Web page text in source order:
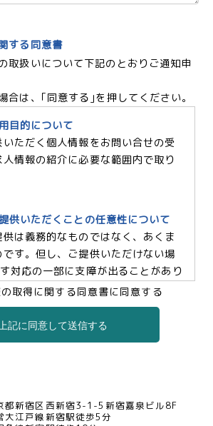
する同意書
取扱いについて下記のとおりご通知申
合は、｢同意する｣を押してください。
目的について
いただく個人情報をお問い合せの受
情報の紹介に必要な範囲内で取り
供いただくことの任意性について
は義務的なものではなく、あくま
す。但し、ご提供いただけない場
対応の一部に支障が出ることがあり
ご了承ください。
及び委託について
取得に関する同意書に同意する
上記に同意して送信する
都新宿区西新宿3-1-5新宿嘉泉ビル8F
大江戸線新宿駅徒歩5分